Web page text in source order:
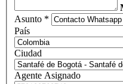
Asunto *
País
Ciudad
Agente Asignado